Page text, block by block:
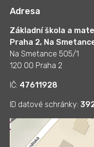
Adresa
Základní škola a
Praha 2, Na
Na Smetance 505/1
120 00 Praha 2
IČ: 47611928
ID datové schránky: